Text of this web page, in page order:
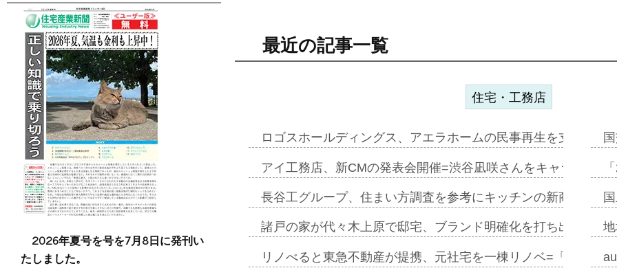
最近の記事一覧
住宅・工務店
ロゴスホールディングス、アエラホームの民事再生を支援=ス
アイ工務店、新CMの発表会開催=渋谷凪咲さんをキャラクタ
長谷工グループ、住まい方調査を参考にキッチンの新商品=「
諸戸の家が代々木上原で邸宅、ブランド明確化を打ち出す=年
リノべると東急不動産が提携、元社宅を一棟リノベ=「職住遊
2026年夏号を号を7月8日に発刊い
たしました。